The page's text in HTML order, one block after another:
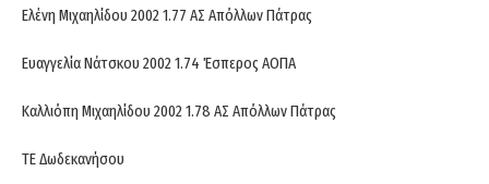
Ελένη Μιχαηλίδου 2002 1.77 ΑΣ Απόλλων Πάτρας
Ευαγγελία Νάτσκου 2002 1.74 Έσπερος ΑΟΠΑ
Καλλιόπη Μιχαηλίδου 2002 1.78 ΑΣ Απόλλων Πάτρας
ΤΕ Δωδεκανήσου